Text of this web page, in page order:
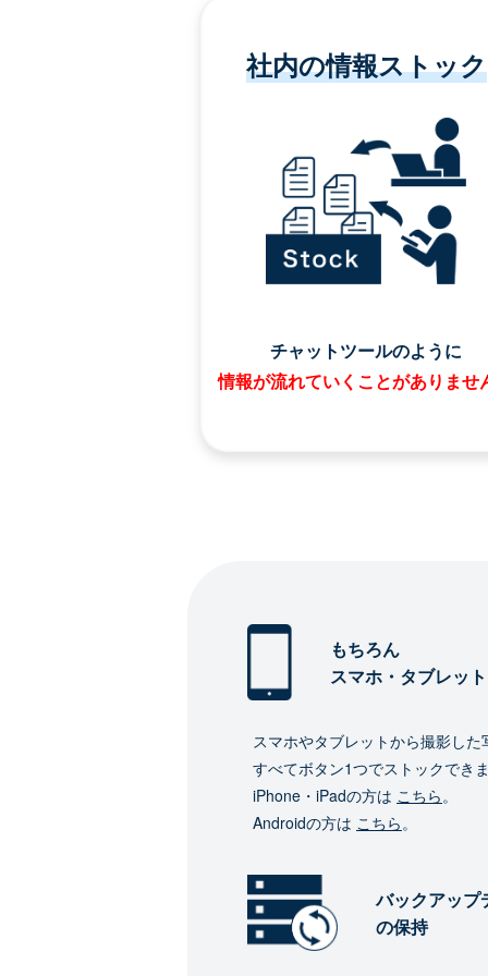
社内の情報ストック
チャットツールのように
情報が流れていくことがありませ
もちろん
スマホ・タブレッ
スマホやタブレットから撮影した
すべてボタン1つでストックでき
iPhone・iPadの方は こちら。
Androidの方は こちら。
バックアップ
の保持